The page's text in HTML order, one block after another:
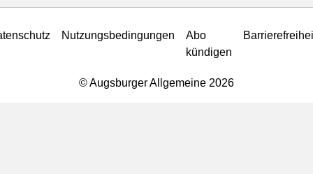
Nutzungsbedingungen
Abo
kündigen
© Augsburger Allgemeine 2026